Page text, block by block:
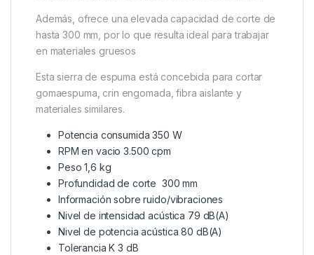
Además, ofrece una elevada capacidad de corte de
hasta 300 mm, por lo que resulta ideal para trabajar
en materiales gruesos
Esta sierra de espuma está concebida para cortar
gomaespuma, crin engomada, fibra aislante y
materiales similares.
Potencia consumida 350 W
RPM en vacio 3.500 cpm
Peso 1,6 kg
Profundidad de corte 300 mm
Información sobre ruido/vibraciones
Nivel de intensidad acústica 79 dB(A)
Nivel de potencia acústica 80 dB(A)
Tolerancia K 3 dB